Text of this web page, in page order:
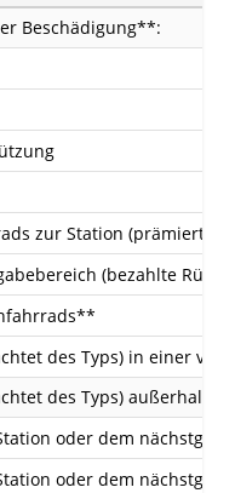
Beschädigung**:
zur Station (prämierte
(bezahlte
des Typs) in einer
des Typs)
oder dem
oder dem